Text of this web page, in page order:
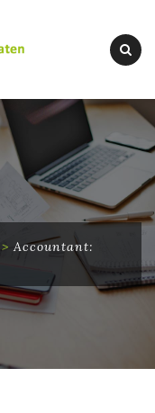
>Accountant: